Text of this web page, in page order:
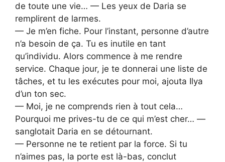
de toute une vie… — Les yeux de Daria se
remplirent de larmes.
— Je m’en fiche. Pour l’instant, personne d’autre
n’a besoin de ça. Tu es inutile en tant
qu’individu. Alors commence à me rendre
service. Chaque jour, je te donnerai une liste de
tâches, et tu les exécutes pour moi, ajouta Ilya
d’un ton sec.
— Moi, je ne comprends rien à tout cela…
Pourquoi me prives-tu de ce qui m’est cher… —
sanglotait Daria en se détournant.
— Personne ne te retient par la force. Si tu
n’aimes pas, la porte est là-bas, conclut